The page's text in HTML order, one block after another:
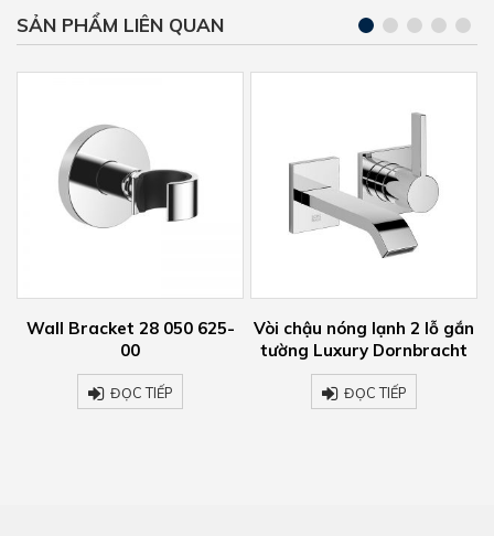
SẢN PHẨM LIÊN QUAN
Vòi chậu nóng lạnh 2 lỗ gắn
tường Luxury Dornbracht
ĐỌC TIẾP
Vòi chậu nóng lạnh Luxury
Dornbracht 33 537 670-00
ĐỌC TIẾP